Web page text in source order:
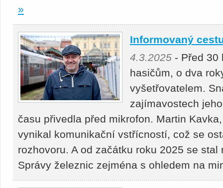
»
Informovaný
4.3.2025 - Před 30
hasičům, o dva
vyšetřovatelem.
zajímavostech
času přivedla před mikrofon. Martin
vynikal komunikační vstřícností, což se
rozhovoru. A od začátku roku 2025 se
Správy železnic zejména s ohledem na